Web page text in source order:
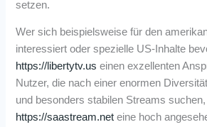
setzen.
Wer sich beispielsweise für den
interessiert oder spezielle US-Inhalte
https://libertytv.us einen exzellenten
Nutzer, die nach einer enormen
und besonders stabilen Streams
https://saastream.net eine hoch